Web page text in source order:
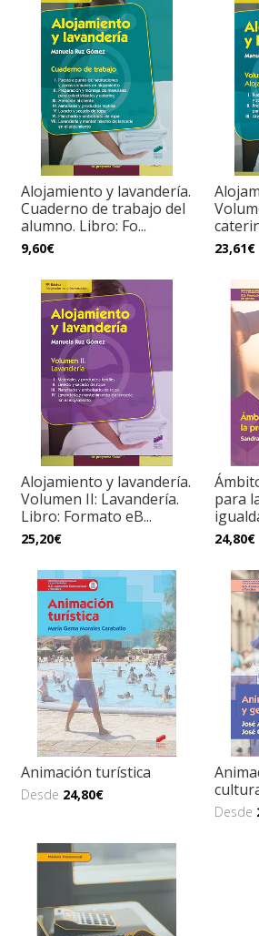
Alojamiento y lavandería.
Cuaderno de trabajo del
alumno. Libro: Fo...
9,60€ 23,61€
Alojamiento y lavandería.
Volumen II: Lavandería.
Libro: Formato eB...
25,20€
para
24,80€
Animación turística
Desde 24,80€
Desde